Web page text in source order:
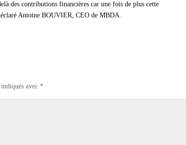
des contributions financières car une fois de plus cette
Antoine BOUVIER,CEO de MBDA.
avec *